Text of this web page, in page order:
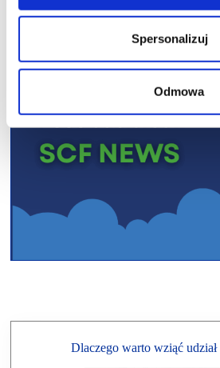
Spersonalizuj
Odmowa
Dlaczego warto wziąć